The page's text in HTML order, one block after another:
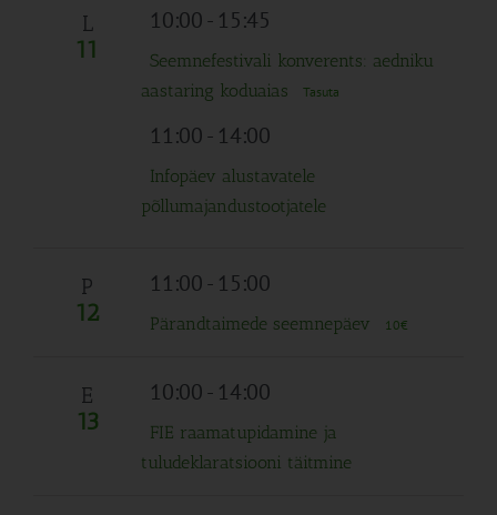
L
11
10:00- 15:45
Seemnefestivali konverents: aedniku
aastaring koduaias
Tasuta
11:00- 14:00
Infopäev alustavatele
põllumajandustootjatele
P
12
11:00- 15:00
Pärandtaimede seemnepäev 10€
E
13
10:00- 14:00
FIE raamatupidamine ja
tuludeklaratsiooni täitmine